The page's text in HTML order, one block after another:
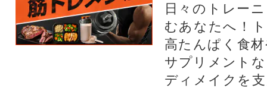
日々のトレー
むあなたへ！
高たんぱく食
サプリメント
ディメイクを